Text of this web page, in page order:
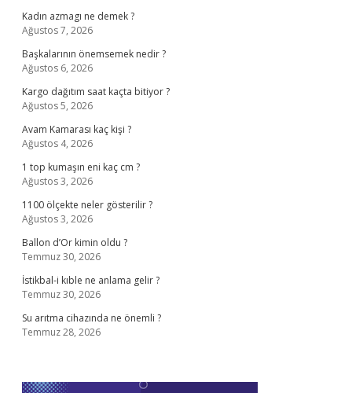
Kadın azmagı ne demek ?
Ağustos 7, 2026
Başkalarının önemsemek nedir ?
Ağustos 6, 2026
Kargo dağıtım saat kaçta bitiyor ?
Ağustos 5, 2026
Avam Kamarası kaç kişi ?
Ağustos 4, 2026
1 top kumaşın eni kaç cm ?
Ağustos 3, 2026
1100 ölçekte neler gösterilir ?
Ağustos 3, 2026
Ballon d’Or kimin oldu ?
Temmuz 30, 2026
İstikbal-i kıble ne anlama gelir ?
Temmuz 30, 2026
Su arıtma cihazında ne önemli ?
Temmuz 28, 2026